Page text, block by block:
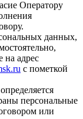
Оператору
данных,
на адрес
с пометкой
персональные
или